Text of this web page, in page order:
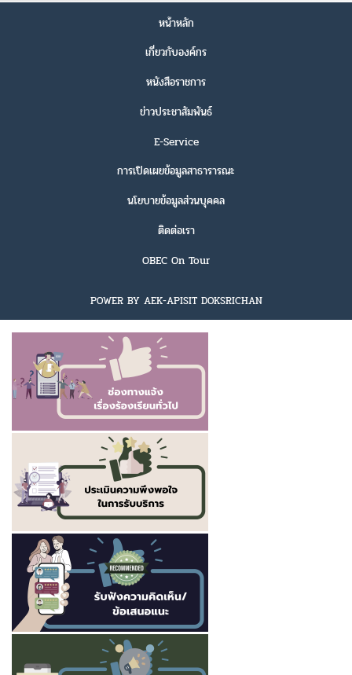
หน้าหลัก
เกี่ยวกับองค์กร
หนังสือราชการ
ข่าวประชาสัมพันธ์
E-Service
การเปิดเผยข้อมูลสาธารารณะ
นโยบายข้อมูลส่วนบุคคล
ติดต่อเรา
OBEC On Tour
POWER BY AEK-APISIT DOKSRICHAN